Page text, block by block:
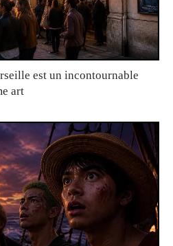
est un incontournable
art